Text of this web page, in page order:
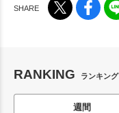
RANKING ランキング
週間